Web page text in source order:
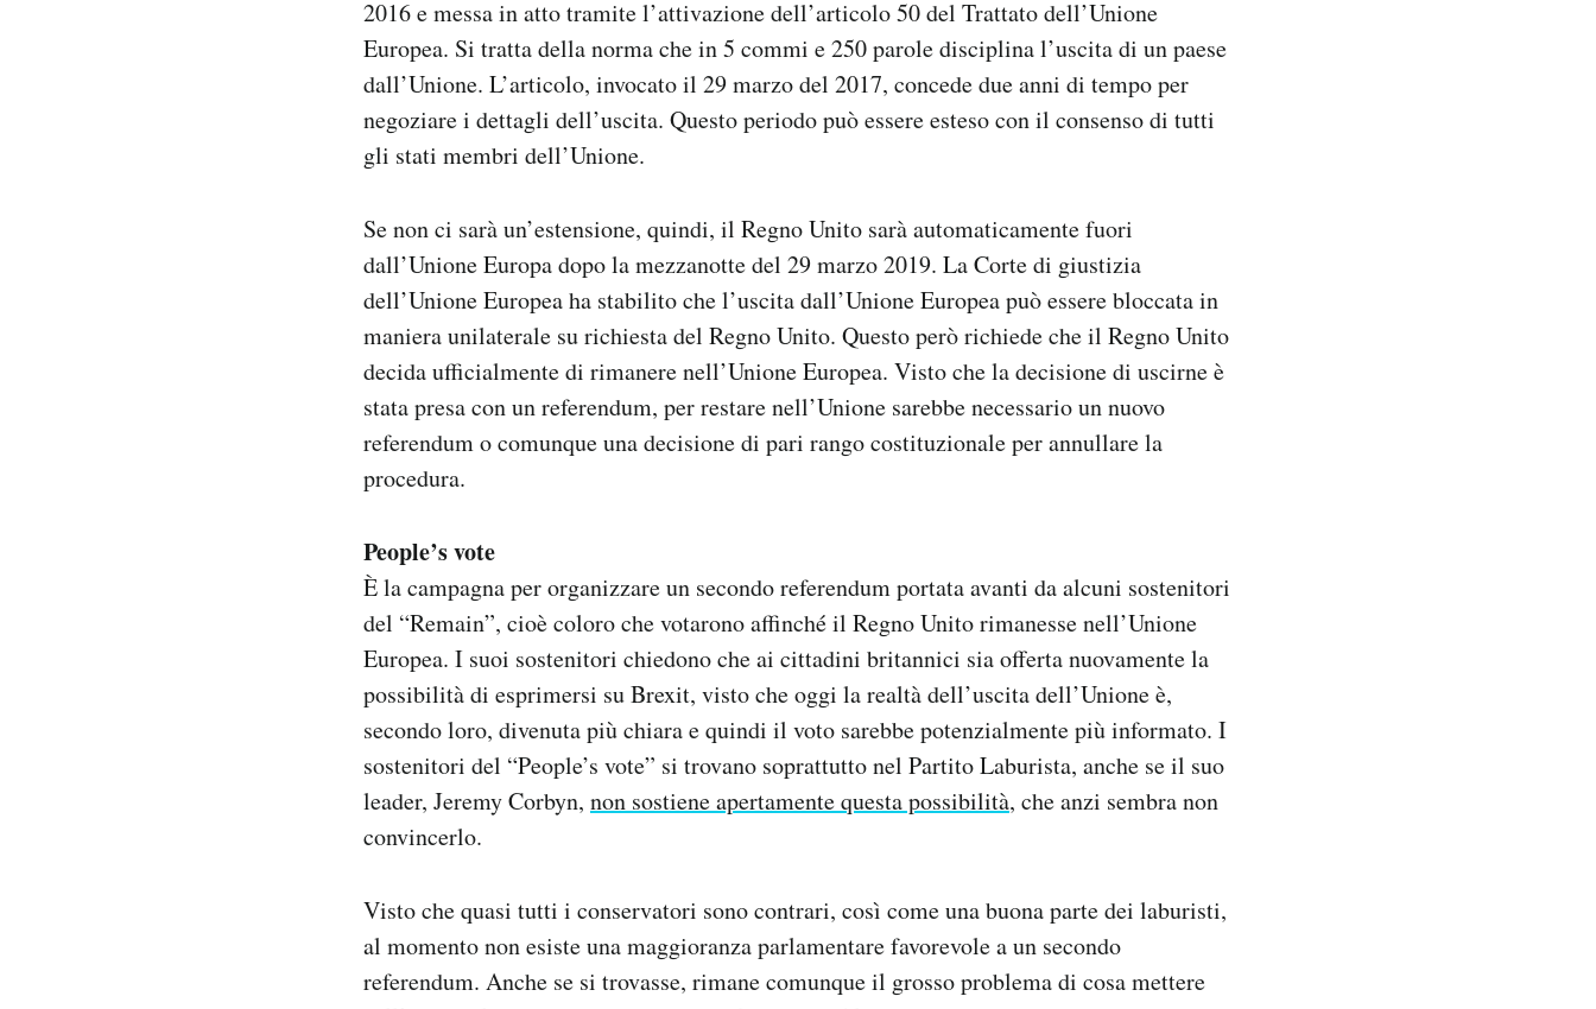
2016 e messa in atto tramite l’attivazione dell’articolo 50 del Trattato dell’Unione
Europea. Si tratta della norma che in 5 commi e 250 parole disciplina l’uscita di un paese
dall’Unione. L’articolo, invocato il 29 marzo del 2017, concede due anni di tempo per
negoziare i dettagli dell’uscita. Questo periodo può essere esteso con il consenso di tutti
gli stati membri dell’Unione.
Se non ci sarà un’estensione, quindi, il Regno Unito sarà automaticamente fuori
dall’Unione Europa dopo la mezzanotte del 29 marzo 2019. La Corte di giustizia
dell’Unione Europea ha stabilito che l’uscita dall’Unione Europea può essere bloccata in
maniera unilaterale su richiesta del Regno Unito. Questo però richiede che il Regno Unito
decida ufficialmente di rimanere nell’Unione Europea. Visto che la decisione di uscirne è
stata presa con un referendum, per restare nell’Unione sarebbe necessario un nuovo
referendum o comunque una decisione di pari rango costituzionale per annullare la
procedura.
People’s vote
È la campagna per organizzare un secondo referendum portata avanti da alcuni sostenitori
del “Remain”, cioè coloro che votarono affinché il Regno Unito rimanesse nell’Unione
Europea. I suoi sostenitori chiedono che ai cittadini britannici sia offerta nuovamente la
possibilità di esprimersi su Brexit, visto che oggi la realtà dell’uscita dell’Unione è,
secondo loro, divenuta più chiara e quindi il voto sarebbe potenzialmente più informato. I
sostenitori del “People’s vote” si trovano soprattutto nel Partito Laburista, anche se il suo
leader, Jeremy Corbyn, non sostiene apertamente questa possibilità, che anzi sembra non
convincerlo.
Visto che quasi tutti i conservatori sono contrari, così come una buona parte dei laburisti,
al momento non esiste una maggioranza parlamentare favorevole a un secondo
referendum. Anche se si trovasse, rimane comunque il grosso problema di cosa mettere